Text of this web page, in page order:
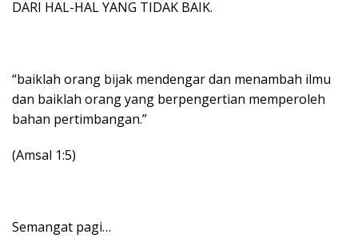
DARI HAL-HAL YANG TIDAK BAIK.
“baiklah orang bijak mendengar dan menambah ilmu
dan baiklah orang yang berpengertian memperoleh
bahan pertimbangan.”
(Amsal 1:5)
Semangat pagi…